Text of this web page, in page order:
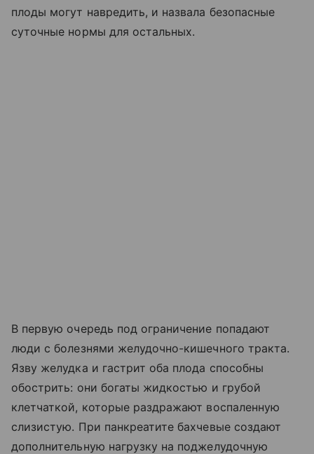
плоды могут навредить, и назвала безопасные
суточные нормы для остальных.
В первую очередь под ограничение попадают
люди с болезнями желудочно-кишечного тракта.
Язву желудка и гастрит оба плода способны
обострить: они богаты жидкостью и грубой
клетчаткой, которые раздражают воспаленную
слизистую. При панкреатите бахчевые создают
дополнительную нагрузку на поджелудочную